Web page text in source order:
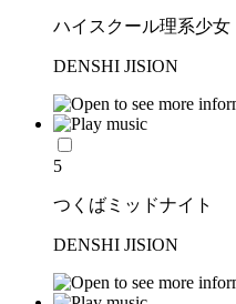
ハイスクール理系少女
DENSHI JISION
5
つくばミッドナイト
DENSHI JISION